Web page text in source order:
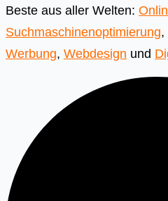
Beste aus aller Welten:
Suchmaschinenoptimierung,
Werbung, Webdesign und